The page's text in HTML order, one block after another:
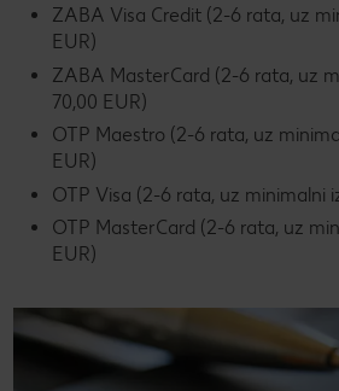
ZABA Visa Credit (2-6 rata, uz
EUR)
ZABA MasterCard (2-6 rata, uz
70,00 EUR)
OTP Maestro (2-6 rata, uz
EUR)
OTP Visa (2-6 rata, uz minimalni
OTP MasterCard (2-6 rata, uz
EUR)